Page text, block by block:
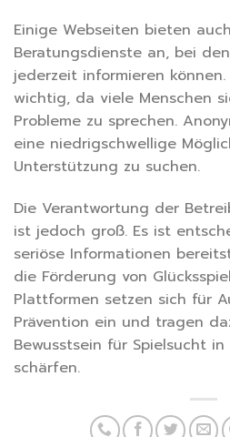
Einige Webseiten bieten
Beratungsdienste an, bei
jederzeit informieren
wichtig, da viele Menschen
Probleme zu sprechen.
eine niedrigschwellige
Unterstützung zu suchen.
Die Verantwortung der
ist jedoch groß. Es ist
seriöse Informationen
die Förderung von
Plattformen setzen sich für
Prävention ein und tragen
Bewusstsein für Spielsucht
schärfen.